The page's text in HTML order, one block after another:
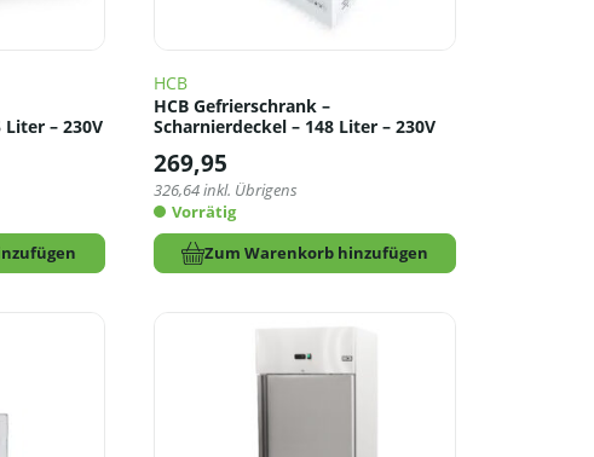
Liter – 230V
HCB
HCB Gefrierschrank –
Scharnierdeckel – 148 Liter – 230V
269,95
326,64inkl. Übrigens
Vorrätig
Zum Warenkorb hinzufügen